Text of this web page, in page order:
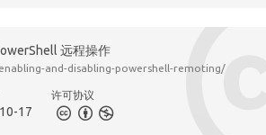
远程操作
and-disabling-powershell-remoting/
17
许可协议